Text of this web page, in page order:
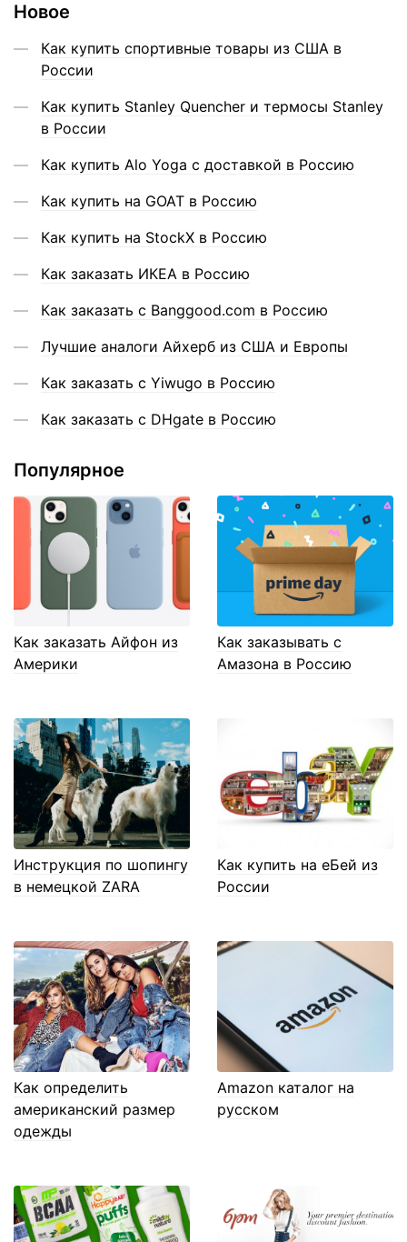
Новое
Как купить спортивные товары из США в
России
Как купить Stanley Quencher и термосы Stanley
в России
Как купить Alo Yoga с доставкой в Россию
Как купить на GOAT в Россию
Как купить на StockX в Россию
Как заказать ИКЕА в Россию
Как заказать с Banggood.com в Россию
Лучшие аналоги Айхерб из США и Европы
Как заказать с Yiwugo в Россию
Как заказать с DHgate в Россию
Популярное
Как заказать Айфон из
Америки
Как заказывать с
Амазона в Россию
Инструкция по шопингу
в немецкой ZARA
Как купить на еБей из
России
Как определить
американский размер
одежды
Amazon каталог на
русском